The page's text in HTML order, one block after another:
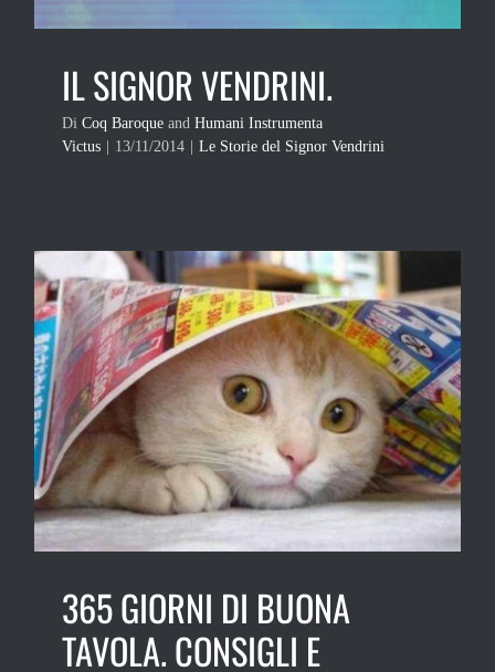
IL SIGNOR VENDRINI.
Di Coq Baroque and Humani Instrumenta
Victus
13/11/2014 Le Storie del Signor Vendrini
365 GIORNI DI BUONA
TAVOLA. CONSIGLI E